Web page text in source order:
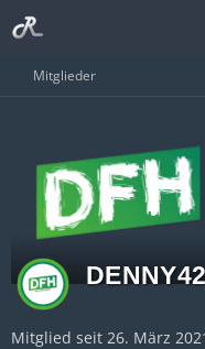
Mitglieder
Mitglied seit 26. März